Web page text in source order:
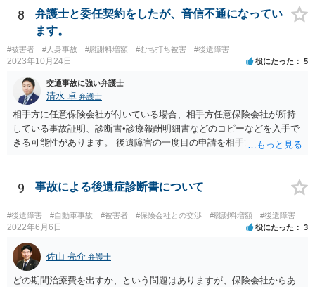
8
弁護士と委任契約をしたが、音信不通になってい
ます。
#被害者 #人身事故 #慰謝料増額 #むち打ち被害 #後遺障害
2023年10月24日 役にたった 5
交通事故に強い弁護士
清水 卓 弁護士
相手方に任意保険会社が付いている場合、相手方任意保険会社が所持
している事故証明、診断書•診療報酬明細書などのコピーなどを入手で
きる可能性があります。 後遺障害の一度目の申請を相手方任意保険会
果と認定理由書も相手方任意保険会社から入手できる可能性がありま
す。 これらが難しくても、通院していた病院のカルテを取り付けるこ
と等で代替が可能な場合もあります。 事故からどの程度期間が経過し
ているがが定かではありませんが、昨年４月から既に１年半年程度経
過しており、時効なども意識しながら対応をしておきたいところで
す。 待っていても事態が打開しない可能性もあるため、依頼の対応が
可能な弁護士に個別に問い合わせ、上記の方法等を参考に進め方を相
談してみるのが望ましいかもしれません。
9 事故による後遺症診断書について
#後遺障害 #自動車事故 #被害者 #保険会社との交渉 #慰謝料増額 #後遺障害
2022年6月6日 役にたった 3
佐山 亮介 弁護士
どの期間治療費を出すか、という問題はありますが、保険会社からあ